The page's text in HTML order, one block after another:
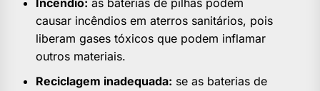
Incêndio: as baterias de pilhas podem
causar incêndios em aterros sanitários, pois
liberam gases tóxicos que podem inflamar
outros materiais.
Reciclagem inadequada: se as baterias de